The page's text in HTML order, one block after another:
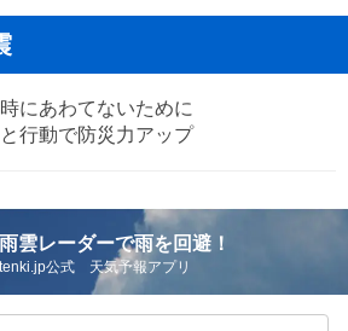
にあわてないために
行動で防災力アップ
雨雲レーダーで雨を回避！
tenki.jp公式 天気予報アプリ